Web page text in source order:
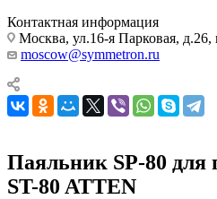
Контактная информация
Москва, ул.16-я Парковая, д.26,
moscow@symmetron.ru
Паяльник SP-80 для
ST-80 ATTEN